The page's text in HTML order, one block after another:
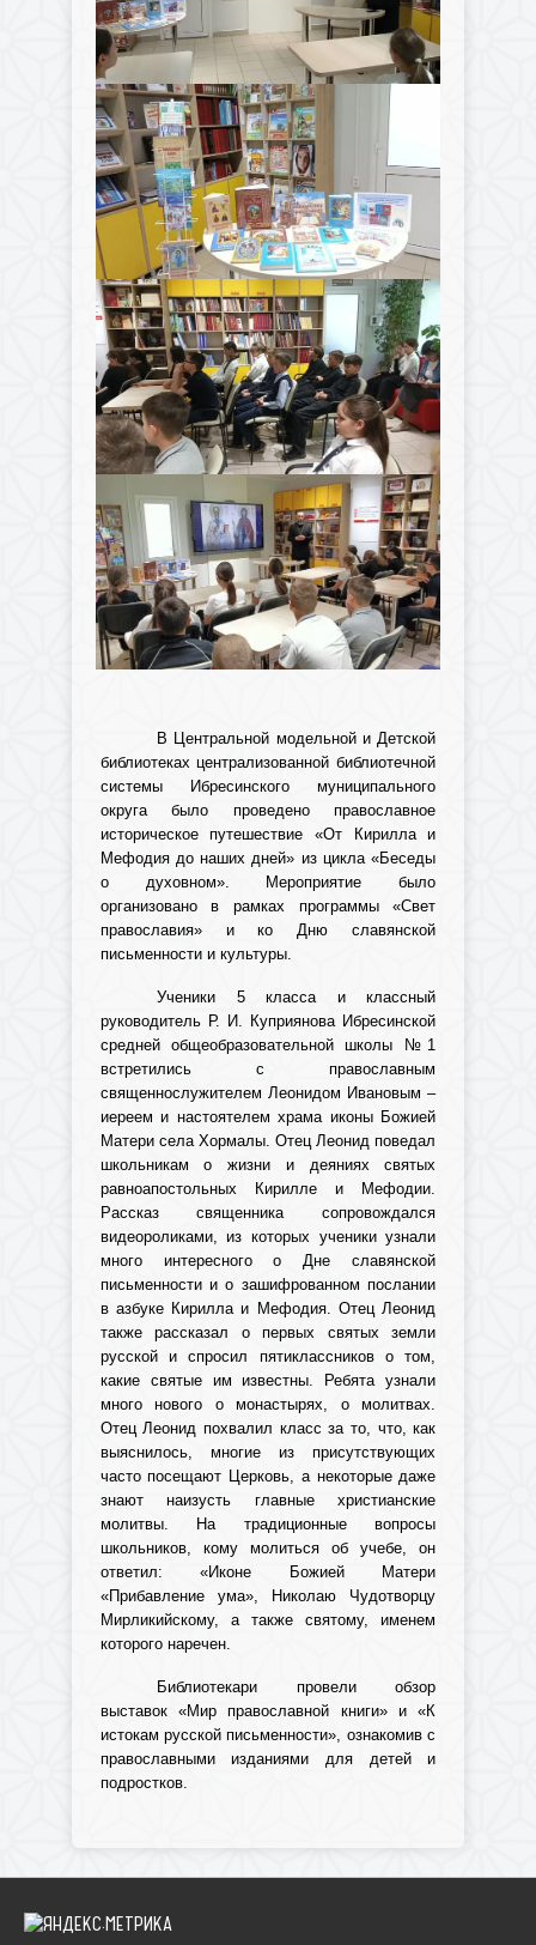
В Центральной модельной и Детской
библиотеках централизованной библиотечной
системы Ибресинского муниципального
округа было проведено православное
историческое путешествие «От Кирилла и
Мефодия до наших дней» из цикла «Беседы
о духовном». Мероприятие было
организовано в рамках программы «Свет
православия» и ко Дню славянской
письменности и культуры.
Ученики 5 класса и классный
руководитель Р. И. Куприянова Ибресинской
средней общеобразовательной школы №1
встретились с православным
священнослужителем Леонидом Ивановым –
иереем и настоятелем храма иконы Божией
Матери села Хормалы. Отец Леонид поведал
школьникам о жизни и деяниях святых
равноапостольных Кирилле и Мефодии.
Рассказ священника сопровождался
видеороликами, из которых ученики узнали
много интересного о Дне славянской
письменности и о зашифрованном послании
в азбуке Кирилла и Мефодия. Отец Леонид
также рассказал о первых святых земли
русской и спросил пятиклассников о том,
какие святые им известны. Ребята узнали
много нового о монастырях, о молитвах.
Отец Леонид похвалил класс за то, что, как
выяснилось, многие из присутствующих
часто посещают Церковь, а некоторые даже
знают наизусть главные христианские
молитвы. На традиционные вопросы
школьников, кому молиться об учебе, он
ответил: «Иконе Божией Матери
«Прибавление ума», Николаю Чудотворцу
Мирликийскому, а также святому, именем
которого наречен.
Библиотекари провели обзор
выставок «Мир православной книги» и «К
истокам русской письменности», ознакомив с
православными изданиями для детей и
подростков.